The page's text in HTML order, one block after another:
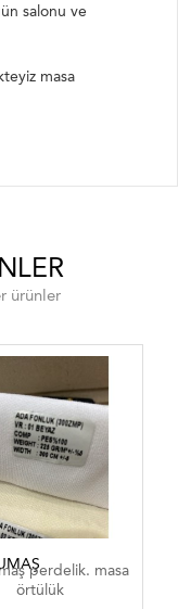
salonu ve
masa
ürünler
perdelik. masa
örtülük